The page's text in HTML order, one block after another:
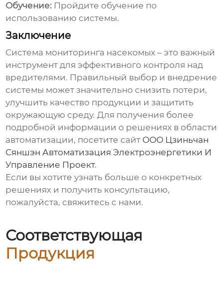
Обучение: Пройдите обучение по
использованию системы.
Заключение
Система мониторинга насекомых – это важный
инструмент для эффективного контроля над
вредителями. Правильный выбор и внедрение
системы может значительно снизить потери,
улучшить качество продукции и защитить
окружающую среду. Для получения более
подробной информации о решениях в области
автоматизации, посетите сайт ООО Цзиньчан
Сяншэн Автоматизация Электроэнергетики И
Управление Проект.
Если вы хотите узнать больше о конкретных
решениях и получить консультацию,
пожалуйста, свяжитесь с нами.
Соответствующая
Продукция